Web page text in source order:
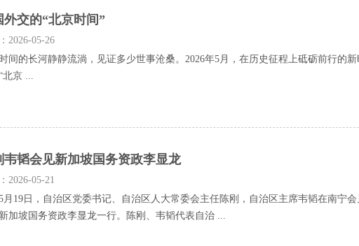
外交的“北京时间”
2026-05-26
的长河静静流淌，见证多少世事沧桑。2026年5月，在历史征程上砥砺前行的新
北京 ...
韦韬会见新加坡国务资政李显龙
2026-05-21
日，自治区党委书记、自治区人大常委会主任陈刚，自治区主席韦韬在南宁会
加坡国务资政李显龙一行。陈刚、韦韬代表自治 ...